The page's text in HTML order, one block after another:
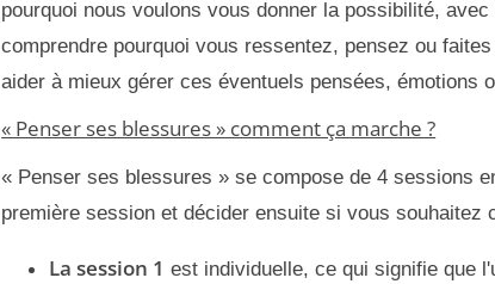
pourquoi nous voulons vous donner la possibilité,
comprendre pourquoi vous ressentez, pensez ou
aider à mieux gérer ces éventuels pensées, émotions
« Penser ses blessures » comment ça marche ?
« Penser ses blessures » se compose de 4 sessions
première session et décider ensuite si vous souhaitez
La session 1 est individuelle, ce qui signifie que